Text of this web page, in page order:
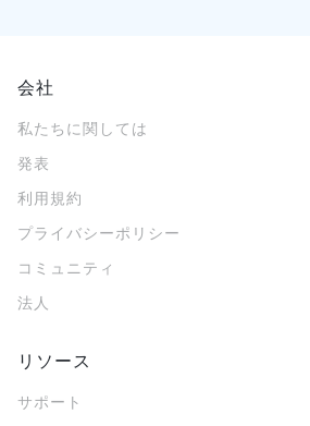
会社
私たちに関しては
発表
利用規約
プライバシーポリシー
コミュニティ
法人
リソース
サポート